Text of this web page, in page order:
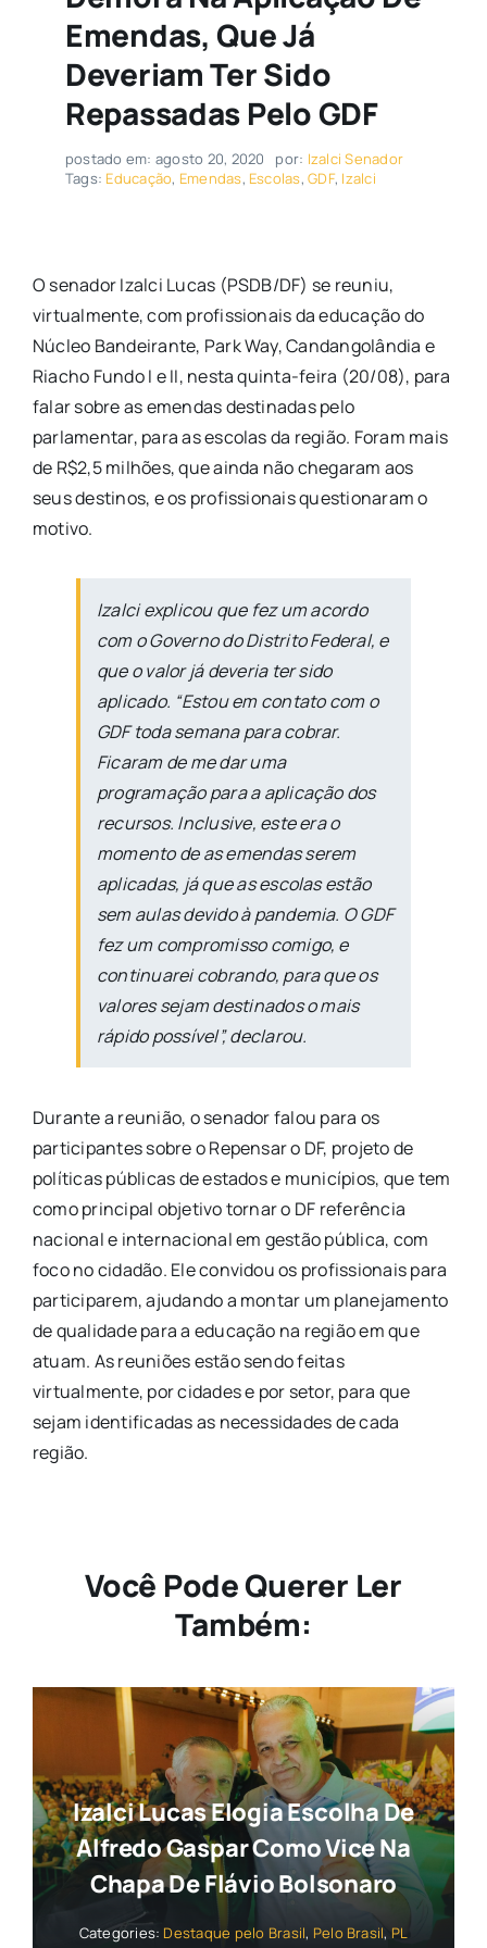
Emendas, Que Já
Deveriam Ter Sido
Repassadas Pelo GDF
postado em: agosto 20, 2020 por: Izalci Senador
Tags: Educação, Emendas, Escolas,GDF, Izalci
O senador Izalci Lucas (PSDB/DF) se reuniu,
virtualmente, com profissionais da educação do
Núcleo Bandeirante, Park Way, Candangolândia e
Riacho Fundo I e II, nesta quinta-feira (20/08), para
falar sobre as emendas destinadas pelo
parlamentar, para as escolas da região. Foram mais
de R$2,5 milhões, que ainda não chegaram aos
seus destinos, e os profissionais questionaram o
motivo.
Izalci explicou que fez um acordo
com o Governo do Distrito Federal, e
que o valor já deveria ter sido
aplicado. “Estou em contato com o
GDF toda semana para cobrar.
Ficaram de me dar uma
programação para a aplicação dos
recursos. Inclusive, este era o
momento de as emendas serem
aplicadas, já que as escolas estão
sem aulas devido à pandemia. O GDF
fez um compromisso comigo, e
continuarei cobrando, para que os
valores sejam destinados o mais
rápido possível”, declarou.
Durante a reunião, o senador falou para os
participantes sobre o Repensar o DF, projeto de
políticas públicas de estados e municípios, que tem
como principal objetivo tornar o DF referência
nacional e internacional em gestão pública, com
foco no cidadão. Ele convidou os profissionais para
participarem, ajudando a montar um planejamento
de qualidade para a educação na região em que
atuam. As reuniões estão sendo feitas
virtualmente, por cidades e por setor, para que
sejam identificadas as necessidades de cada
região.
Você Pode Querer Ler
Também:
Izalci Lucas Elogia Escolha De
Alfredo Gaspar Como Vice Na
Chapa De Flávio Bolsonaro
Categories: Destaque pelo Brasil, Pelo Brasil, PL